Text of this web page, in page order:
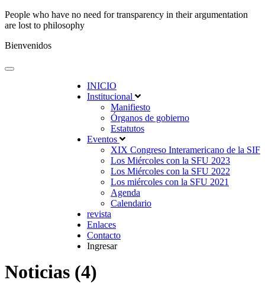
People who have no need for transparency in their argumentation
are lost to philosophy
Bienvenidos
INICIO
Institucional
Manifiesto
Órganos de gobierno
Estatutos
Eventos
XIX Congreso Interamericano de la SIF
Los Miércoles con la SFU 2023
Los Miércoles con la SFU 2022
Los miércoles con la SFU 2021
Agenda
Calendario
revista
Enlaces
Contacto
Ingresar
Noticias (4)